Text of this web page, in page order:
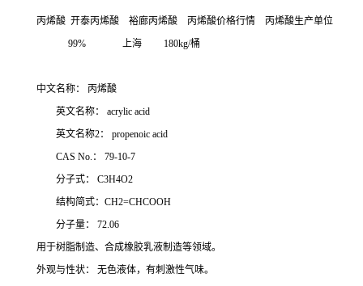
丙烯酸 开泰丙烯酸 裕廊丙烯酸 丙烯酸价格行情 丙烯酸生产单位
99% 上海 180kg/桶
中文名称： 丙烯酸
英文名称： acrylic acid
英文名称2： propenoic acid
CAS No.： 79-10-7
分子式： C3H4O2
结构简式：CH2=CHCOOH
分子量： 72.06
用于树脂制造、合成橡胶乳液制造等领域。
外观与性状： 无色液体，有刺激性气味。